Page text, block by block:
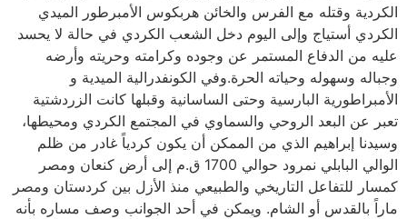
الكردية وقتله مع الفرس والخائن هربكوس الأمبرطور الميدي
الكردي أستياج وإلى اليوم دخل الشعب الكردي في حالة لا يحسد
عليه من الدفاع المستمر عن وجوده وكرامته وحريته وأرضه
وجباله وسهوله وحياته الحرة.وفي الكونفدرالية الميدية و
الأمبراطورية البارسية وحتى الساسانية وقبلها كانت الزردشتية
تعبر عن البعد الروحي والسماوي في المجتمع الكردي ومحيطها،
وسيدنا إبراهيم الذي من الممكن أن يكون كردياً غادر من ظلم
الوالي البابلي نمرود حوالي 1700 ق.م إلى أرض كنعان ومصر
كمسار للتفاعل التاريخي والطبيعي منذ الأزل بين كردستان ومصر
ماراً بالقدس أو الشام. ويمكن في أحد الجوانب وصف مساره بأنه